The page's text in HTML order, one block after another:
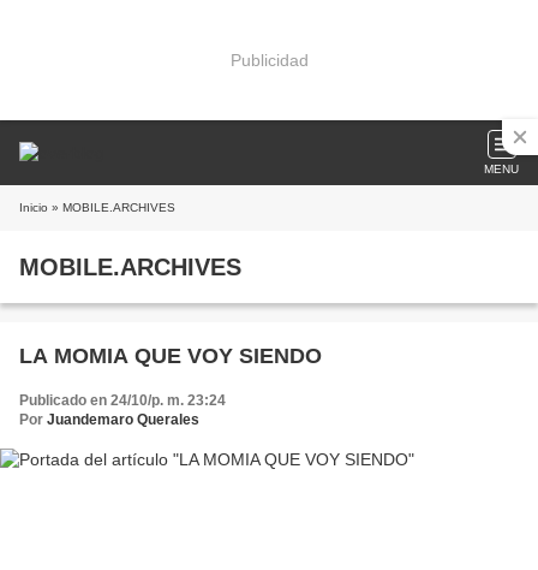
Publicidad
MENU
Inicio » MOBILE.ARCHIVES
MOBILE.ARCHIVES
LA MOMIA QUE VOY SIENDO
Publicado en 24/10/p. m. 23:24
Por Juandemaro Querales